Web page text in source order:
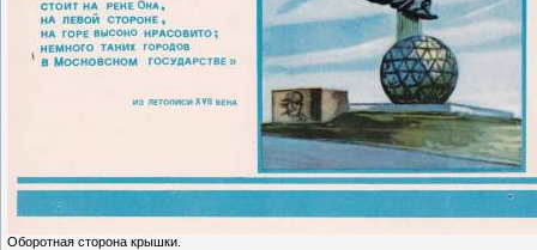
Оборотная сторона крышки.